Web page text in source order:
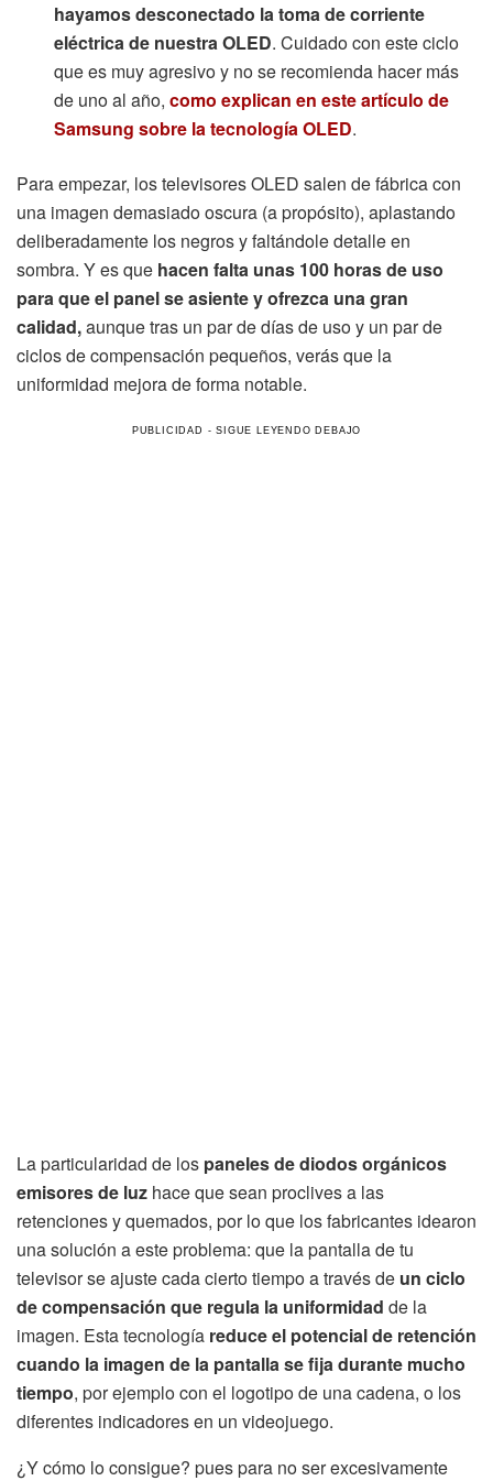
hayamos desconectado la toma de corriente
eléctrica de nuestra OLED. Cuidado con este ciclo
que es muy agresivo y no se recomienda hacer más
de uno al año,como explican en este artículo de
Samsung sobre la tecnología OLED.
Para empezar, los televisores OLED salen de fábrica con
una imagen demasiado oscura (a propósito), aplastando
deliberadamente los negros y faltándole detalle en
sombra. Y es que hacen falta unas 100 horas de uso
para que el panel se asiente y ofrezca una gran
calidad,aunque tras un par de días de uso y un par de
ciclos de compensación pequeños, verás que la
uniformidad mejora de forma notable.
La particularidad de los paneles de diodos orgánicos
emisores de luz hace que sean proclives a las
retenciones y quemados, por lo que los fabricantes idearon
una solución a este problema: que la pantalla de tu
televisor se ajuste cada cierto tiempo a través de un ciclo
de compensación que regula la uniformidad de la
imagen. Esta tecnología reduce el potencial de retención
cuando la imagen de la pantalla se fija durante mucho
tiempo, por ejemplo con el logotipo de una cadena, o los
diferentes indicadores en un videojuego.
¿Y cómo lo consigue? pues para no ser excesivamente